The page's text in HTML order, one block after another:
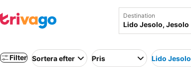
Destination
Filter Sortera efter Pris Lido Jesolo